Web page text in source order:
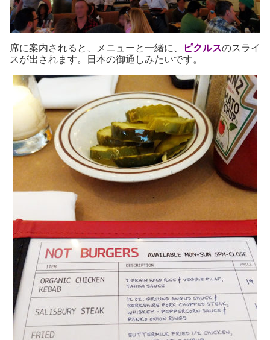
席に案内されると、メニューと一緒に、 ピクルスのスライ
スが出されます。日本の御通しみたいです。